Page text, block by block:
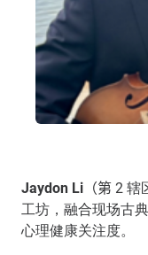
Jaydon Li （第 2 辖
工坊，融合现场古
心理健康关注度。